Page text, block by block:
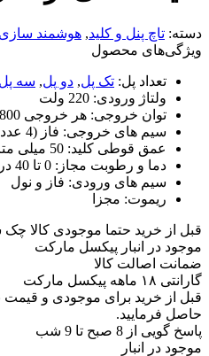
دسته: تاچ پنل و کلید, هوشمند سازی
ویژگی‌های محصول
تعداد پل: تک پل, دو پل, سه پل
ولتاژ ورودی: 220 ولت
توان خروجی: هر خروجی 800 وات
سیم های خروجی: فاز (4 عدد)
عمق قوطی کلید: 50 میلی متر
دما و رطوبت مجاز: 0 تا 40 درجه سانتی گراد
سیم های ورودی: فاز و نول
ریموت: مجزا
قبل از خرید حتما موجودی کالا
موجود در انبار پیکسل مارکت
ضمانت اصالت کالا
گارانتی ۱۸ ماهه پیکسل مارکت
حاصل فرمایید.
پاسخ گویی از 8 صبح تا 9 شب
موجود در انبار